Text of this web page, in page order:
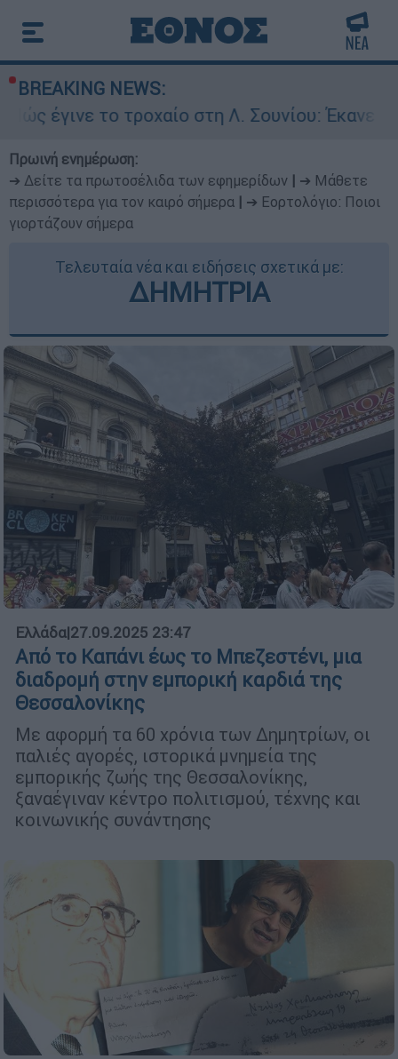
BREAKING NEWS:
τροχαίο στη Λ. Σουνίου: Έκανε αναστροφή
Πρωινή ενημέρωση:
➔ Δείτε τα πρωτοσέλιδα των εφημερίδων
➔ Μάθετε
περισσότερα για τον καιρό σήμερα
➔ Εορτολόγιο: Ποιοι
γιορτάζουν σήμερα
Τελευταία νέα και ειδήσεις σχετικά με:
ΔΗΜΗΤΡΙΑ
Ελλάδα|27.09.2025 23:47
Από το Καπάνι έως το Μπεζεστένι, μια
διαδρομή στην εμπορική καρδιά της
Θεσσαλονίκης
Με αφορμή τα 60 χρόνια των Δημητρίων, οι
παλιές αγορές, ιστορικά μνημεία της
εμπορικής ζωής της Θεσσαλονίκης,
ξαναέγιναν κέντρο πολιτισμού, τέχνης και
κοινωνικής συνάντησης